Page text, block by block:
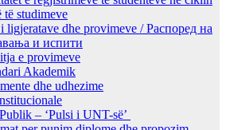
të studimeve
ligjeratave dhe provimeve / Распоред на
и испити
e provimeve
Akademik
dhe udhezime
– ‘Pulsi i UNT-së’